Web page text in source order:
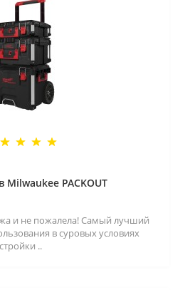
Milwaukee PACKOUT
и не пожалела! Самый лучший
в суровых условиях
стройки ..